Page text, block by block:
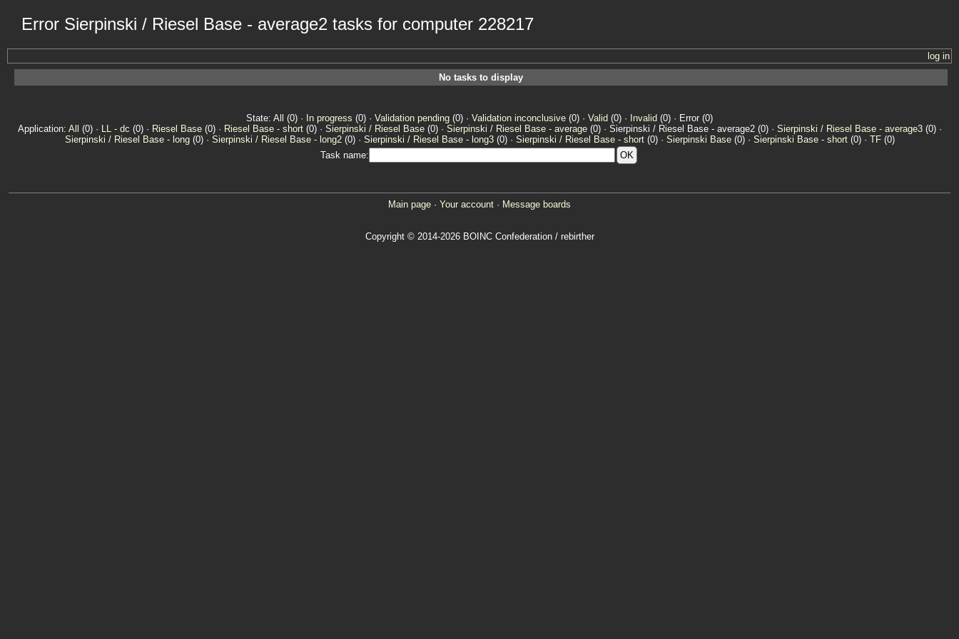
Error Sierpinski / Riesel Base - average2 tasks for computer 228217
log in
No tasks to display
State: All (0) · In progress (0) · Validation pending (0) · Validation inconclusive (0) · Valid (0) · Invalid (0) · Error (0)
Application: All (0) · LL - dc (0) · Riesel Base(0) · Riesel Base - short(0) · Sierpinski / Riesel Base(0) · Sierpinski / Riesel Base - average(0) · Sierpinski / Riesel Base - average2 (0) · Sierpinski / Riesel Base - average3(0) ·
Sierpinski / Riesel Base - long(0) · Sierpinski / Riesel Base - long2(0) · Sierpinski / Riesel Base - long3(0) · Sierpinski / Riesel Base - short(0) · Sierpinski Base(0) · Sierpinski Base - short(0) · TF(0)
Task name:
Main page · Your account · Message boards
Copyright © 2014-2026 BOINC Confederation / rebirther